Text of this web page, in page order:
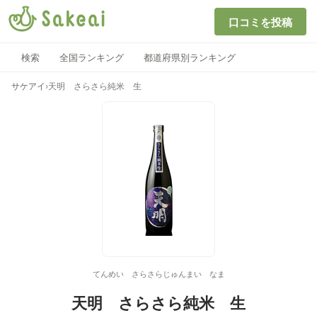
口コミを投稿
検索 全国ランキング 都道府県別ランキング
サケアイ ›天明 さらさら純米 生
てんめい さらさらじゅんまい なま
天明 さらさら純米 生